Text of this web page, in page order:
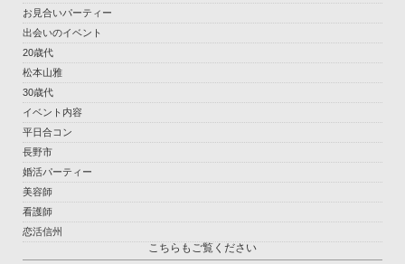
お見合いパーティー
出会いのイベント
20歳代
松本山雅
30歳代
イベント内容
平日合コン
長野市
婚活パーティー
美容師
看護師
恋活信州
こちらもご覧ください